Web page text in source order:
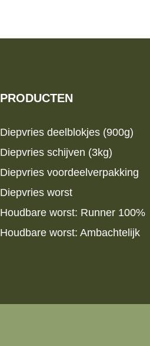
PRODUCTEN
Diepvries deelblokjes (900g)
Diepvries schijven (3kg)
Diepvries voordeelverpakking
Diepvries worst
Houdbare worst: Runner 100%
Houdbare worst: Ambachtelijk